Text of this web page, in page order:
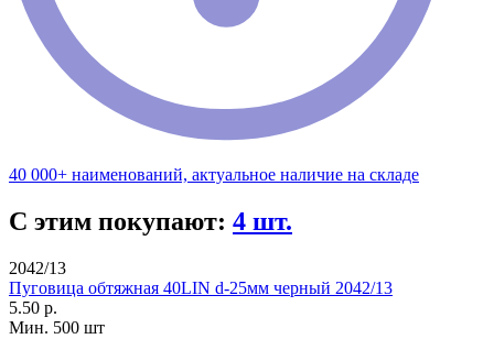
40 000+ наименований, актуальное наличие на складе
С этим покупают: 4 шт.
2042/13
Пуговица обтяжная 40LIN d-25мм черный 2042/13
5.50 р.
Мин. 500 шт